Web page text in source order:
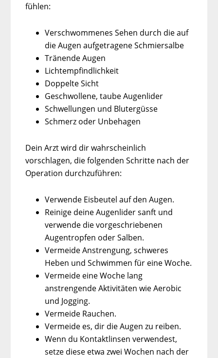
fühlen:
Verschwommenes Sehen durch die auf
die Augen aufgetragene Schmiersalbe
Tränende Augen
Lichtempfindlichkeit
Doppelte Sicht
Geschwollene, taube Augenlider
Schwellungen und Blutergüsse
Schmerz oder Unbehagen
Dein Arzt wird dir wahrscheinlich
vorschlagen, die folgenden Schritte nach der
Operation durchzuführen:
Verwende Eisbeutel auf den Augen.
Reinige deine Augenlider sanft und
verwende die vorgeschriebenen
Augentropfen oder Salben.
Vermeide Anstrengung, schweres
Heben und Schwimmen für eine Woche.
Vermeide eine Woche lang
anstrengende Aktivitäten wie Aerobic
und Jogging.
Vermeide Rauchen.
Vermeide es, dir die Augen zu reiben.
Wenn du Kontaktlinsen verwendest,
setze diese etwa zwei Wochen nach der